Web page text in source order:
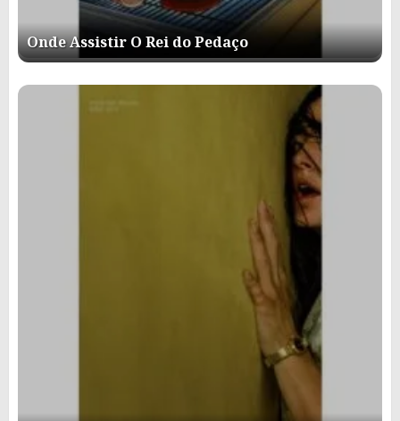
Onde Assistir O Rei do Pedaço